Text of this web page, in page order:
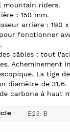
mountain riders.
: 150 mm.
arrière : 190 x
fonctionner
câbles : tout
Acheminement
La tige
diamètre de 31,6.
carbone à haut
: E23-B